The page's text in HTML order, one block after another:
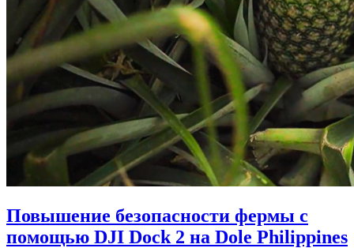
Повышение безопасности фермы с
помощью DJI Dock 2 на Dole Philippines